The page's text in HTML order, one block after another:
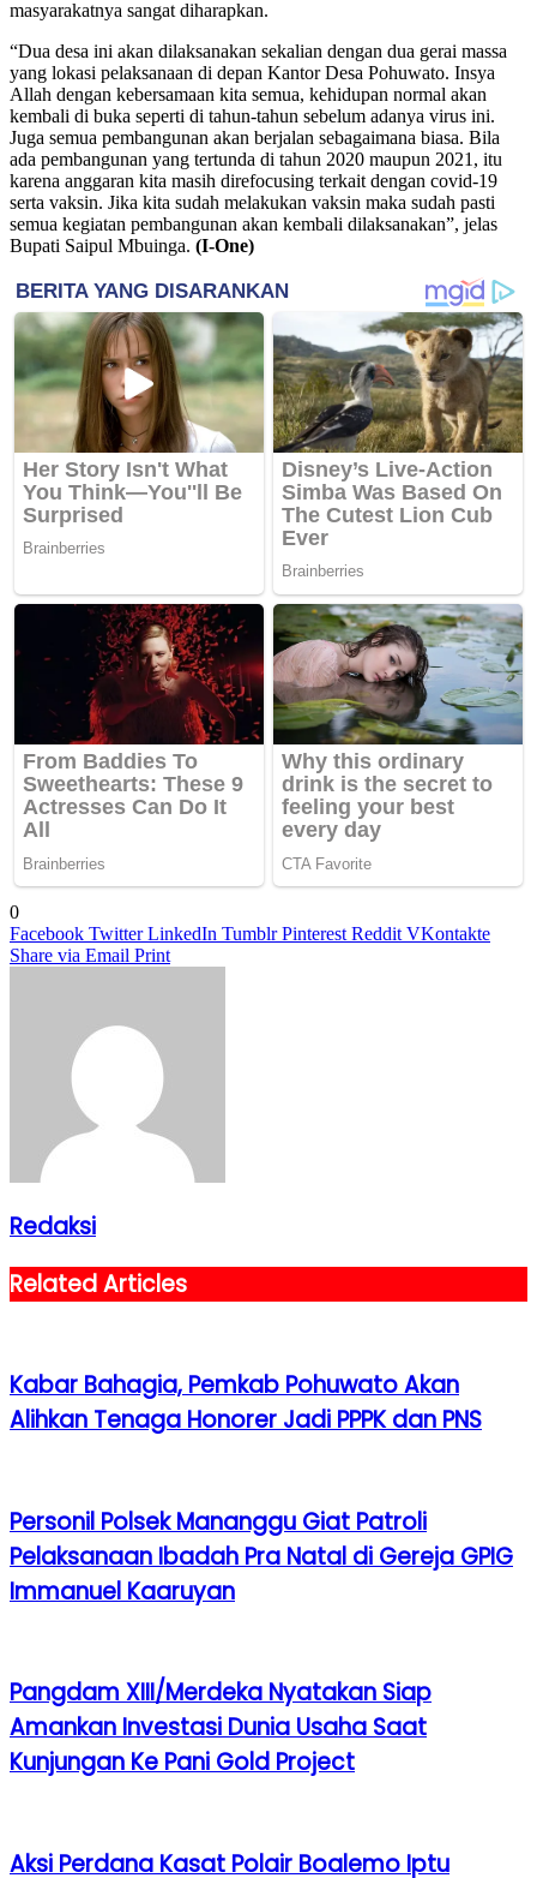
masyarakatnya sangat diharapkan.
“Dua desa ini akan dilaksanakan sekalian dengan dua gerai massa
yang lokasi pelaksanaan di depan Kantor Desa Pohuwato. Insya
Allah dengan kebersamaan kita semua, kehidupan normal akan
kembali di buka seperti di tahun-tahun sebelum adanya virus ini.
Juga semua pembangunan akan berjalan sebagaimana biasa. Bila
ada pembangunan yang tertunda di tahun 2020 maupun 2021, itu
karena anggaran kita masih direfocusing terkait dengan covid-19
serta vaksin. Jika kita sudah melakukan vaksin maka sudah pasti
semua kegiatan pembangunan akan kembali dilaksanakan”, jelas
Bupati Saipul Mbuinga. (I-One)
0
Facebook Twitter LinkedIn Tumblr Pinterest Reddit VKontakte
Share via Email Print
Redaksi
Related Articles
Kabar Bahagia, Pemkab Pohuwato Akan
Alihkan Tenaga Honorer Jadi PPPK dan PNS
Personil Polsek Mananggu Giat Patroli
Pelaksanaan Ibadah Pra Natal di Gereja GPIG
Immanuel Kaaruyan
Pangdam XIII/Merdeka Nyatakan Siap
Amankan Investasi Dunia Usaha Saat
Kunjungan Ke Pani Gold Project
Aksi Perdana Kasat Polair Boalemo Iptu